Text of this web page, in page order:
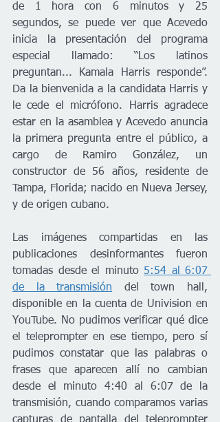
de 1 hora con 6 minutos y 25
segundos, se puede ver que Acevedo
inicia la presentación del programa
especial llamado: “Los latinos
preguntan... Kamala Harris responde”.
Da la bienvenida a la candidata Harris y
le cede el micrófono. Harris agradece
estar en la asamblea y Acevedo anuncia
la primera pregunta entre el público, a
cargo de Ramiro González, un
constructor de 56 años, residente de
Tampa, Florida; nacido en Nueva Jersey,
y de origen cubano.
Las imágenes compartidas en las
publicaciones desinformantes fueron
tomadas desde el minuto 5:54 al 6:07
de la transmisión del town hall,
disponible en la cuenta de Univision en
YouTube. No pudimos verificar qué dice
el teleprompter en ese tiempo, pero sí
pudimos constatar que las palabras o
frases que aparecen allí no cambian
desde el minuto 4:40 al 6:07 de la
transmisión, cuando comparamos varias